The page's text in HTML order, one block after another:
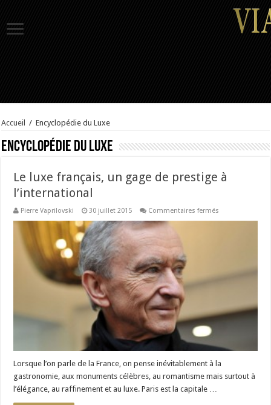
Accueil / Encyclopédie du Luxe
Encyclopédie du Luxe
Le luxe français, un gage de prestige à
l’international
Pierre Vaprilovski 30 juillet 2015 Commentaires fermés
Lorsque l’on parle de la France, on pense inévitablement à la
gastronomie, aux monuments célèbres, au romantisme mais surtout à
l’élégance, au raffinement et au luxe. Paris est la capitale …